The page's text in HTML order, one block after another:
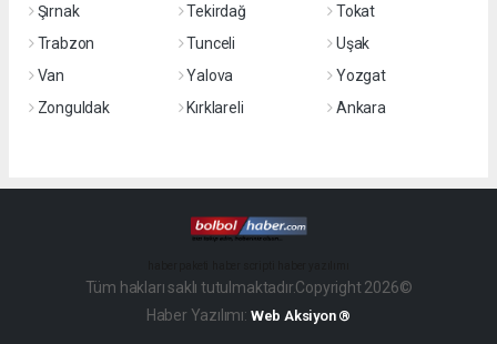
Şırnak
Tekirdağ
Tokat
Trabzon
Tunceli
Uşak
Van
Yalova
Yozgat
Zonguldak
Kırklareli Ankara
Tüm hakları saklı tutulmaktadır.Copyright 2026©
Haber Yazılımı: Web Aksiyon ®